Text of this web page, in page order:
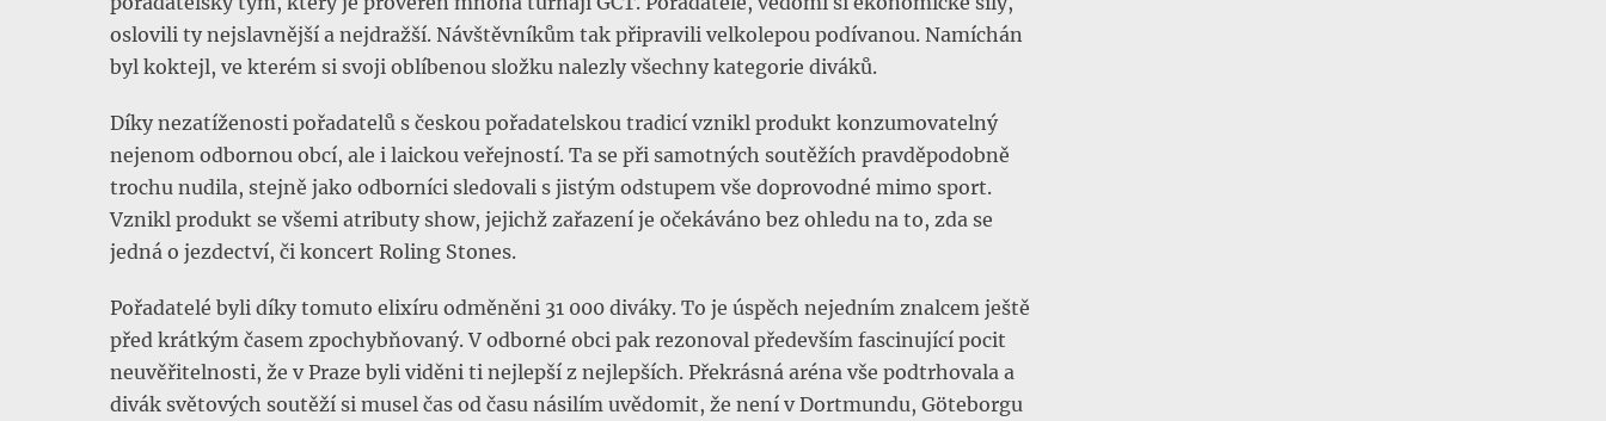
oslovili ty nejslavnější a nejdražší. Návštěvníkům tak připravili velkolepou podívanou. Namíchán
byl koktejl, ve kterém si svoji oblíbenou složku nalezly všechny kategorie diváků.
Díky nezatíženosti pořadatelů s českou pořadatelskou tradicí vznikl produkt konzumovatelný
nejenom odbornou obcí, ale i laickou veřejností. Ta se při samotných soutěžích pravděpodobně
trochu nudila, stejně jako odborníci sledovali s jistým odstupem vše doprovodné mimo sport.
Vznikl produkt se všemi atributy show, jejichž zařazení je očekáváno bez ohledu na to, zda se
jedná o jezdectví, či koncert Roling Stones.
Pořadatelé byli díky tomuto elixíru odměněni 31 000 diváky. To je úspěch nejedním znalcem ještě
před krátkým časem zpochybňovaný. V odborné obci pak rezonoval především fascinující pocit
neuvěřitelnosti, že v Praze byli viděni ti nejlepší z nejlepších. Překrásná aréna vše podtrhovala a
divák světových soutěží si musel čas od času násilím uvědomit, že není v Dortmundu, Göteborgu